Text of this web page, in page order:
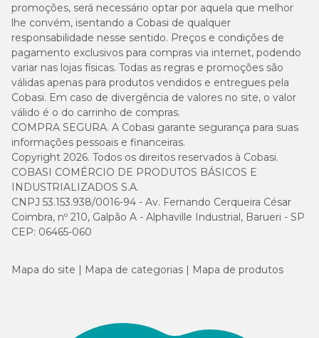
promoções, será necessário optar por aquela que melhor
lhe convém, isentando a Cobasi de qualquer
responsabilidade nesse sentido. Preços e condições de
pagamento exclusivos para compras via internet, podendo
variar nas lojas físicas. Todas as regras e promoções são
válidas apenas para produtos vendidos e entregues pela
Cobasi. Em caso de divergência de valores no site, o valor
válido é o do carrinho de compras.
COMPRA SEGURA. A Cobasi garante segurança para suas
informações pessoais e financeiras.
Copyright 2026. Todos os direitos reservados à Cobasi.
COBASI COMÉRCIO DE PRODUTOS BÁSICOS E
INDUSTRIALIZADOS S.A.
CNPJ 53.153.938/0016-94 - Av. Fernando Cerqueira César
Coimbra, nº 210, Galpão A - Alphaville Industrial, Barueri - SP
CEP: 06465-060
Mapa do site Mapa de categorias Mapa de produtos